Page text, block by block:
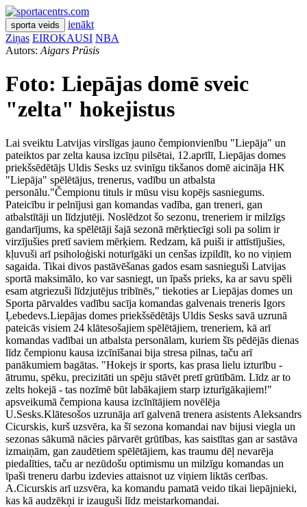
sporta veids
ienākt
Ziņas EIROKAUSI NBA
Autors: Aigars Prūsis
Foto: Liepājas domē sveic
"zelta" hokejistus
Lai sveiktu Latvijas virslīgas jauno čempionvienību "Liepāja" un
pateiktos par zelta kausa izcīņu pilsētai, 12.aprīlī, Liepājas domes
priekšsēdētājs Uldis Sesks uz svinīgu tikšanos domē aicināja HK
"Liepāja" spēlētājus, trenerus, vadību un atbalsta
personālu."Čempionu tituls ir mūsu visu kopējs sasniegums.
Pateicību ir pelnījusi gan komandas vadība, gan treneri, gan
atbalstītāji un līdzjutēji. Noslēdzot šo sezonu, treneriem ir milzīgs
gandarījums, ka spēlētāji šajā sezonā mērķtiecīgi soli pa solim ir
virzījušies pretī saviem mērķiem. Redzam, kā puiši ir attīstījušies,
kļuvuši arī psiholoģiski noturīgāki un cenšas izpildīt, ko no viņiem
sagaida. Tikai divos pastāvēšanas gados esam sasnieguši Latvijas
sportā maksimālo, ko var sasniegt, un īpašs prieks, ka ar savu spēli
esam atgriezuši līdzjutējus tribīnēs," tiekoties ar Liepājas domes un
Sporta pārvaldes vadību sacīja komandas galvenais treneris Igors
Ļebedevs.Liepājas domes priekšsēdētājs Uldis Sesks savā uzrunā
pateicās visiem 24 klātesošajiem spēlētājiem, treneriem, kā arī
komandas vadībai un atbalsta personālam, kuriem šīs pēdējās dienas
līdz čempionu kausa izcīnīšanai bija stresa pilnas, taču arī
panākumiem bagātas. "Hokejs ir sports, kas prasa lielu izturību -
ātrumu, spēku, precizitāti un spēju stāvēt pretī grūtībām. Līdz ar to
zelts hokejā - tas nozīmē būt labākajiem starp izturīgākajiem!"
apsveikumā čempiona kausa izcīnītājiem novēlēja
U.Sesks.Klātesošos uzrunāja arī galvenā trenera asistents Aleksandrs
Cicurskis, kurš uzsvēra, ka šī sezona komandai nav bijusi viegla un
sezonas sākumā nācies pārvarēt grūtības, kas saistītas gan ar sastāva
izmaiņām, gan zaudētiem spēlētājiem, kas traumu dēļ nevarēja
piedalīties, taču ar nezūdošu optimismu un milzīgu komandas un
īpaši treneru darbu izdevies attaisnot uz viņiem liktās cerības.
A.Cicurskis arī uzsvēra, ka komandu pamatā veido tikai liepājnieki,
kas kā audzēkņi ir izauguši līdz meistarkomandai.